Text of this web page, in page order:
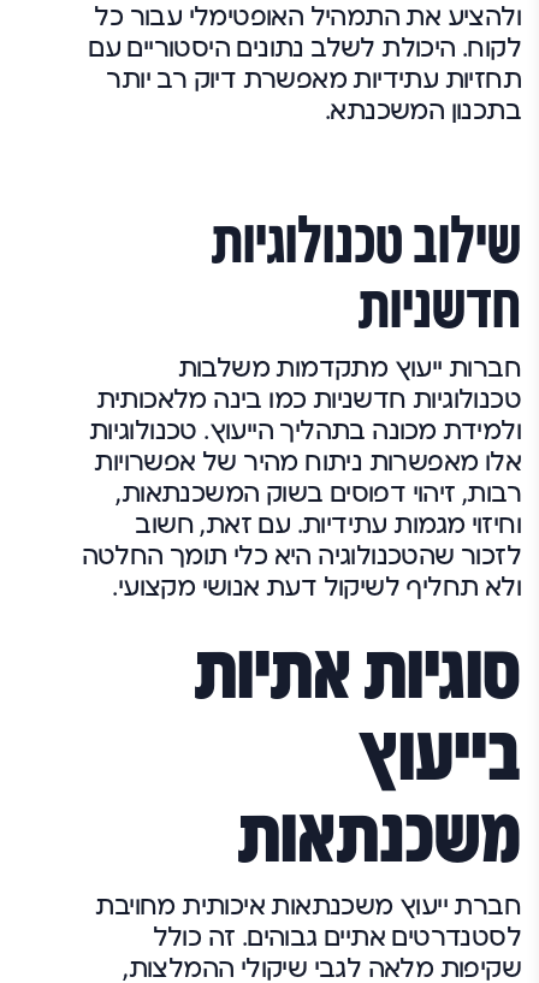
ולהציע את התמהיל האופטימלי עבור כל
לקוח. היכולת לשלב נתונים היסטוריים עם
תחזיות עתידיות מאפשרת דיוק רב יותר
בתכנון המשכנתא.
שילוב טכנולוגיות
חדשניות
חברות ייעוץ מתקדמות משלבות
טכנולוגיות חדשניות כמו בינה מלאכותית
ולמידת מכונה בתהליך הייעוץ. טכנולוגיות
אלו מאפשרות ניתוח מהיר של אפשרויות
רבות, זיהוי דפוסים בשוק המשכנתאות,
וחיזוי מגמות עתידיות. עם זאת, חשוב
לזכור שהטכנולוגיה היא כלי תומך החלטה
ולא תחליף לשיקול דעת אנושי מקצועי.
סוגיות אתיות
בייעוץ
משכנתאות
חברת ייעוץ משכנתאות איכותית מחויבת
לסטנדרטים אתיים גבוהים. זה כולל
שקיפות מלאה לגבי שיקולי ההמלצות,